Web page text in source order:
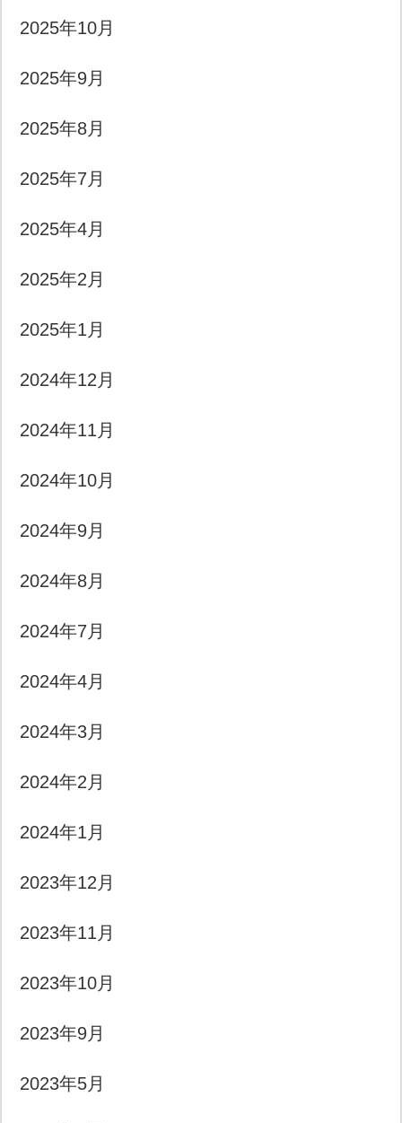
2025年10月
2025年9月
2025年8月
2025年7月
2025年4月
2025年2月
2025年1月
2024年12月
2024年11月
2024年10月
2024年9月
2024年8月
2024年7月
2024年4月
2024年3月
2024年2月
2024年1月
2023年12月
2023年11月
2023年10月
2023年9月
2023年5月